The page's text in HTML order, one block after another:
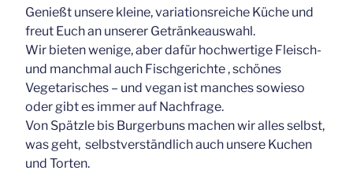
Genießt unsere kleine, variationsreiche Küche und
freut Euch an unserer Getränkeauswahl.
Wir bieten wenige, aber dafür hochwertige Fleisch-
und manchmal auch Fischgerichte , schönes
Vegetarisches – und vegan ist manches sowieso
oder gibt es immer auf Nachfrage.
Von Spätzle bis Burgerbuns machen wir alles selbst,
was geht, selbstverständlich auch unsere Kuchen
und Torten.